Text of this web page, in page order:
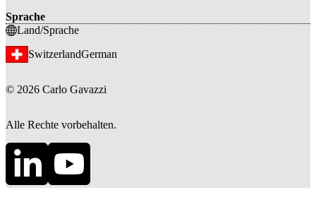
Sprache
Land/Sprache
SwitzerlandGerman
© 2026 Carlo Gavazzi
Alle Rechte vorbehalten.